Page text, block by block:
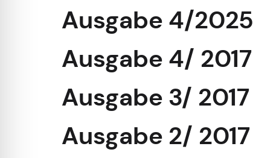
Ausgabe 4/2025
Ausgabe 4/ 2017
Ausgabe 3/ 2017
Ausgabe 2/ 2017